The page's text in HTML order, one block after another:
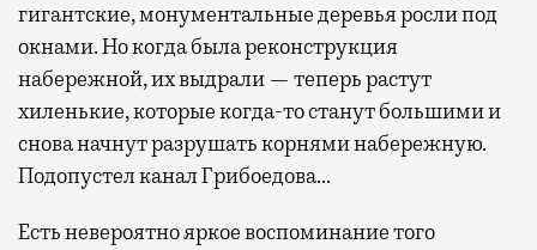
гигантские, монументальные деревья росли под
окнами. Но когда была реконструкция
набережной, их выдрали — теперь растут
хиленькие, которые когда-то станут большими и
снова начнут разрушать корнями набережную.
Подопустел канал Грибоедова…
Есть невероятно яркое воспоминание того